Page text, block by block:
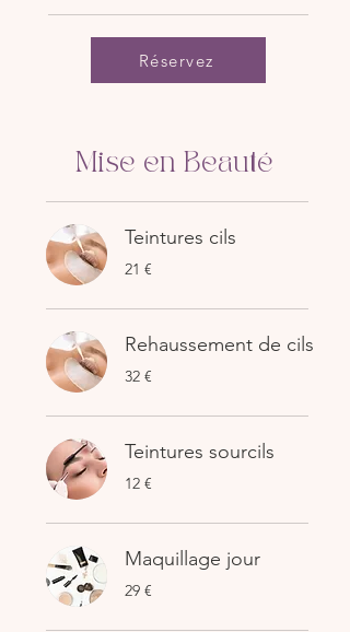
Réservez
Mise en Beauté
Teintures cils
21
euros
21 €
Rehaussement de cils
32
euros
32 €
Teintures sourcils
12
euros
12 €
Maquillage jour
29
euros
29 €